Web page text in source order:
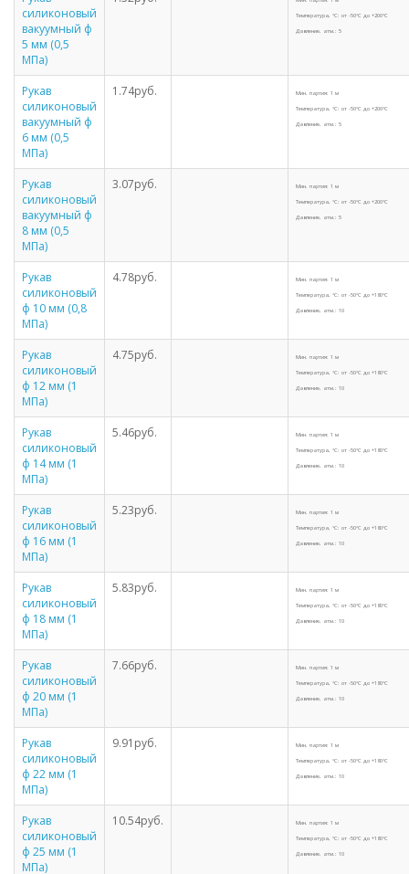
силиконовый
вакуумный ф
5 мм (0,5
МПа)
Температура, °С: от -50°С до +200°С
Давление, атм.: 5
Рукав
силиконовый
вакуумный ф
6 мм (0,5
МПа)
1.74руб. Мин. партия: 1 м
Температура, °С: от -50°С до +200°С
Давление, атм.: 5
Рукав
силиконовый
вакуумный ф
8 мм (0,5
МПа)
3.07руб. Мин. партия: 1 м
Температура, °С: от -50°С до +200°С
Давление, атм.: 5
Рукав
силиконовый
ф 10 мм (0,8
МПа)
4.78руб. Мин. партия: 1 м
Температура, °С: от -50°С до +180°С
Давление, атм.: 10
Рукав
силиконовый
ф 12 мм (1
МПа)
4.75руб. Мин. партия: 1 м
Температура, °С: от -50°С до +180°С
Давление, атм.: 10
Рукав
силиконовый
ф 14 мм (1
МПа)
5.46руб. Мин. партия: 1 м
Температура, °С: от -50°С до +180°С
Давление, атм.: 10
Рукав
силиконовый
ф 16 мм (1
МПа)
5.23руб. Мин. партия: 1 м
Температура, °С: от -50°С до +180°С
Давление, атм.: 10
Рукав
силиконовый
ф 18 мм (1
МПа)
5.83руб. Мин. партия: 1 м
Температура, °С: от -50°С до +180°С
Давление, атм.: 10
Рукав
силиконовый
ф 20 мм (1
МПа)
7.66руб. Мин. партия: 1 м
Температура, °С: от -50°С до +180°С
Давление, атм.: 10
Рукав
силиконовый
ф 22 мм (1
МПа)
9.91руб. Мин. партия: 1 м
Температура, °С: от -50°С до +180°С
Давление, атм.: 10
Рукав
силиконовый
ф 25 мм (1
МПа)
10.54руб. Мин. партия: 1 м
Температура, °С: от -50°С до +180°С
Давление, атм.: 10